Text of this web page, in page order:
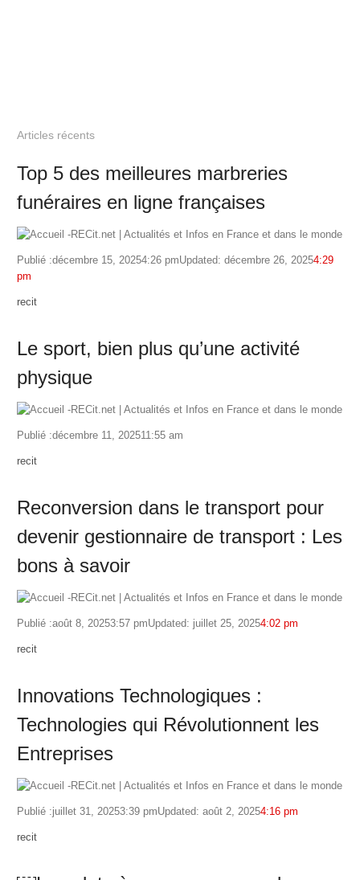
Articles récents
Top 5 des meilleures marbreries
funéraires en ligne françaises
Publié :décembre 15, 20254:26 pmUpdated: décembre 26, 20254:29
pm
Author
recit
Le sport, bien plus qu’une activité
physique
Publié :décembre 11, 202511:55 am
Author
recit
Reconversion dans le transport pour
devenir gestionnaire de transport : Les
bons à savoir
Publié :août 8, 20253:57 pmUpdated: juillet 25, 20254:02 pm
Author
recit
Innovations Technologiques :
Technologies qui Révolutionnent les
Entreprises
Publié :juillet 31, 20253:39 pmUpdated: août 2, 20254:16 pm
Author
recit